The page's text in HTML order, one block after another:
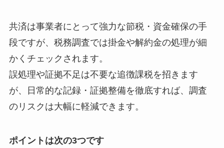
共済は事業者にとって強力な節税・資金確保の手
段ですが、税務調査では掛金や解約金の処理が細
かくチェックされます。
誤処理や証拠不足は不要な追徴課税を招きます
が、日常的な記録・証拠整備を徹底すれば、調査
のリスクは大幅に軽減できます。
ポイントは次の3つです